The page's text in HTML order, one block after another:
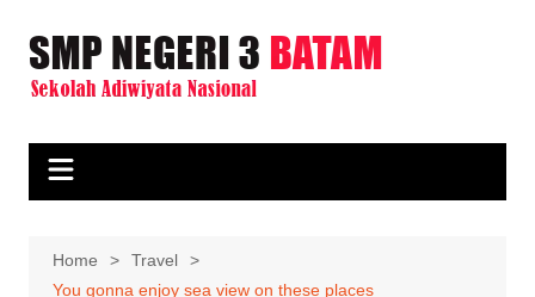
content
Home
Travel
You gonna enjoy sea view on these places